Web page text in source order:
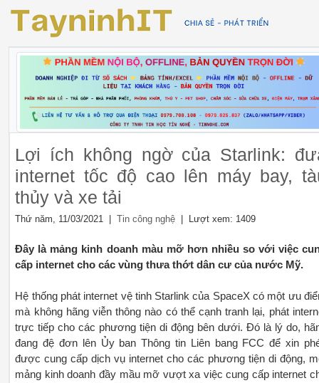
Lợi ích không ngờ của Starlink:
internet tốc độ cao lên máy bay,
thủy và xe tải
Thứ năm, 11/03/2021 |Tin công nghệ | Lượt xem: 1409
Đây là mảng kinh doanh màu mỡ hơn nhiều so với việc
cấp internet cho các vùng thưa thớt dân cư của nước Mỹ.
Hệ thống phát internet vệ tinh Starlink của SpaceX có một ưu
mà không hãng viễn thông nào có thể cạnh tranh lại, phát
trực tiếp cho các phương tiện di động bên dưới. Đó là lý do,
đang đệ đơn lên Ủy ban Thông tin Liên bang FCC để xin
được cung cấp dịch vụ internet cho các phương tiện di động,
mảng kinh doanh đầy mầu mỡ vượt xa việc cung cấp internet